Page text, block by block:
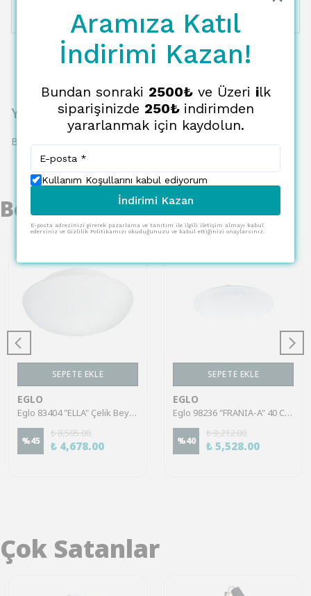
6967.03 TL 580.59 TL
Yorumlar
Bu ürün için henüz yorum yapılmamış.
Benzer Ürünler
SEPETE EKLE
EGLO
Eglo 83404 "ELLA" Çelik Beyaz Duvar Tavan Armatürü
%45
₺ 8,505.00
₺ 4,678.00
SEPETE EKLE
EGLO
Eglo 98236 "FRANIA-A" 40 Cm Çapında Çelik Beyaz Duvar Tavan Armatürü
%40
₺ 9,212.00
₺ 5,528.00
Çok Satanlar
Aramıza Katıl
İndirimi Kazan!
Bundan sonraki 2500₺ve Üzeri ilk
siparişinizde 250₺ indirimden
yararlanmak için kaydolun.
Kullanım Koşullarını kabul ediyorum
İndirimi Kazan
E-posta adresinizi girerek pazarlama ve tanıtım ile ilgili iletişim almayı kabul
edersiniz ve Gizlilik Politikamızı okuduğunuzu ve kabul ettiğinizi onaylarsınız.